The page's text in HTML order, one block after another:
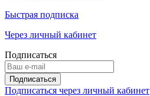
Быстрая подписка
Через личный кабинет
Подписаться
Подписаться через личный кабинет